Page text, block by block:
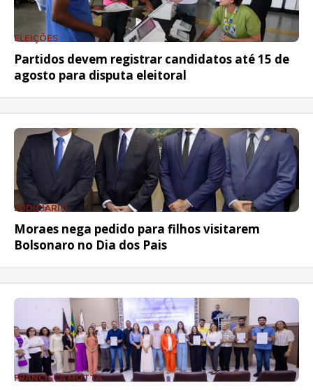
ELEIÇÕES
Partidos devem registrar candidatos até 15 de
agosto para disputa eleitoral
JUDICIÁRIO
Moraes nega pedido para filhos visitarem
Bolsonaro no Dia dos Pais
FRANCISCA MOTTA